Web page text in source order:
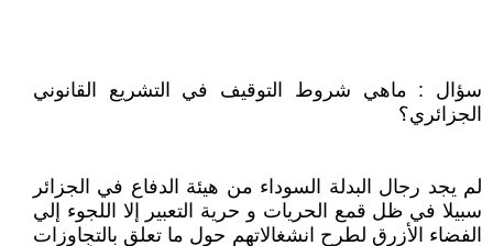
سؤال : ماهي شروط التوقيف في التشريع القانوني
الجزائري؟
لم يجد رجال البدلة السوداء من هيئة الدفاع في الجزائر
سبيلا في ظل قمع الحريات و حرية التعبير إلا اللجوء إلي
الفضاء الأزرق لطرح انشغالاتهم حول ما تعلق بالتجاوزات